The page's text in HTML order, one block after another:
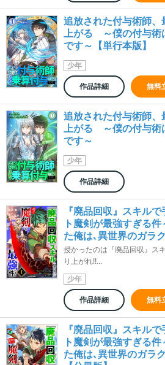
追放された付与術師、
上がる ～僕の付与術
です～【単行本版】
少年
作品詳細 無料
追放された付与術師、
上がる ～僕の付与術
です～
少年
作品詳細
『廃品回収』スキル
ト魔剣が最強すぎる
た俺は､異世界のガラ
授かったのは『廃品回収』ス
り上がれ!!...
少年
作品詳細 無料
『廃品回収』スキル
ト魔剣が最強すぎる
た俺は､異世界のガラ